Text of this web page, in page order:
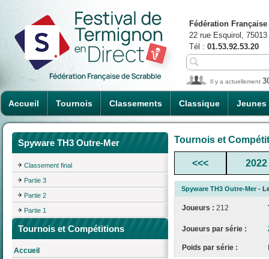
Accueil Tournois Classements Classique Jeunes
Fédération
22 rue Esquirol,
Tél : 01.53.92.53.20
Il y a actuellement
Spyware TH3 Outre-Mer
Classement final
Partie 3
Partie 2
Partie 1
Tournois et Compétitions
Accueil
Tournois et
<<< 2022
Spyware TH3 Outre-Mer -
Joueurs : 212
Joueurs par série :
Poids par série :